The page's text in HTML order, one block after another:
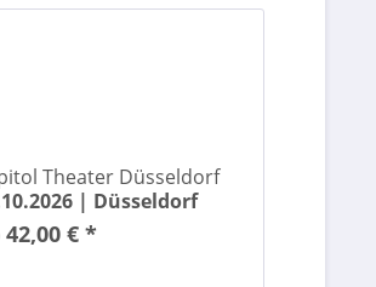
Theater Düsseldorf
| Düsseldorf
€ *